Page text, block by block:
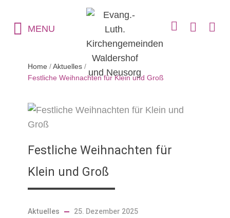
MENU
Home / Aktuelles /
Festliche Weihnachten für Klein und Groß
Festliche Weihnachten für
Klein und Groß
Aktuelles 25. Dezember 2025